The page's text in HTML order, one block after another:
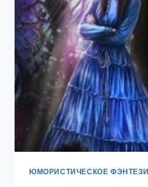
СЕБЕ
ЮМОРИСТИЧЕСКОЕ ФЭНТЕЗИ